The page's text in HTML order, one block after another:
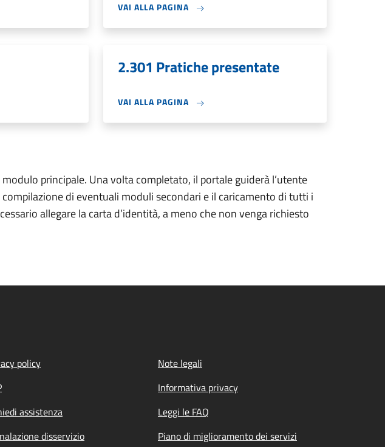
VAI ALLA PAGINA
2.301 Pratiche presentate
VAI ALLA PAGINA
principale. Una volta completato, il portale guiderà l’utente
di eventuali moduli secondari e il caricamento di tutti i
allegare la carta d’identità, a meno che non venga richiesto
policy
Note legali
Informativa privacy
assistenza
Leggi le FAQ
disservizio Piano di miglioramento dei servizi